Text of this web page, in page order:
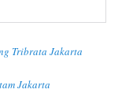
Tribrata Jakarta
Jakarta